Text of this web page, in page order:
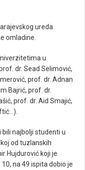
ureda
omladine.
u
dr. Sead Selimović,
prof. dr. Adnan
Bajrić, prof. dr.
prof. dr. Aid Smajić,
bili najbolji studenti u
od tuzlanskih
Hujdurović koji je
na 49 ispita dobio je